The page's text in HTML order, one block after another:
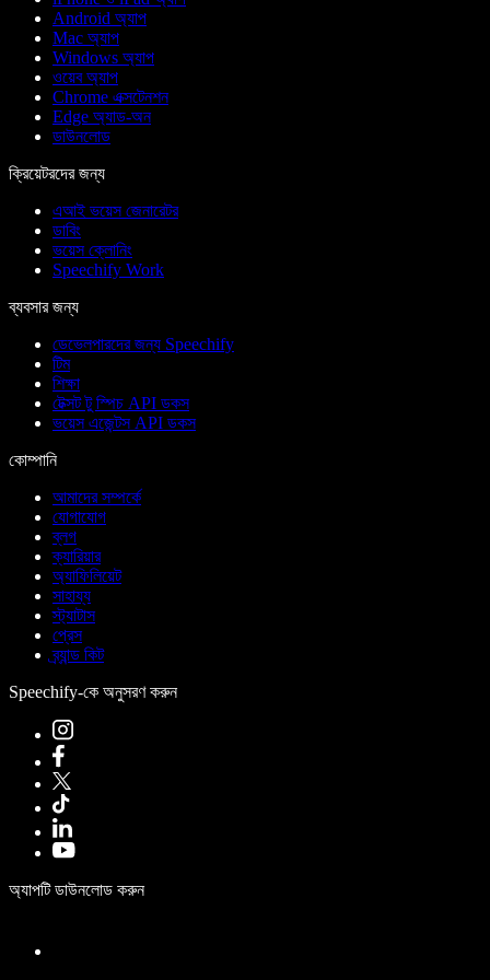
Android অ্যাপ
Mac অ্যাপ
Windows অ্যাপ
ওয়েব অ্যাপ
Chrome এক্সটেনশন
Edge অ্যাড-অন
ডাউনলোড
ক্রিয়েটরদের জন্য
এআই ভয়েস জেনারেটর
ডাবিং
ভয়েস ক্লোনিং
Speechify Work
ব্যবসার জন্য
ডেভেলপারদের জন্য Speechify
টিম
শিক্ষা
টেক্সট টু স্পিচ API ডকস
ভয়েস এজেন্টস API ডকস
কোম্পানি
আমাদের সম্পর্কে
যোগাযোগ
ব্লগ
ক্যারিয়ার
অ্যাফিলিয়েট
সাহায্য
স্ট্যাটাস
প্রেস
ব্র্যান্ড কিট
Speechify-কে অনুসরণ করুন
অ্যাপটি ডাউনলোড করুন